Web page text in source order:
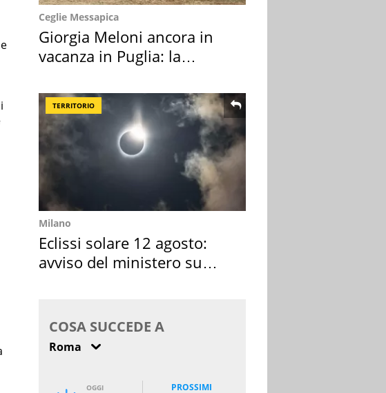
Ceglie Messapica
Giorgia Meloni ancora in
vacanza in Puglia: la
TERRITORIO
Milano
Eclissi solare 12 agosto:
avviso del ministero su